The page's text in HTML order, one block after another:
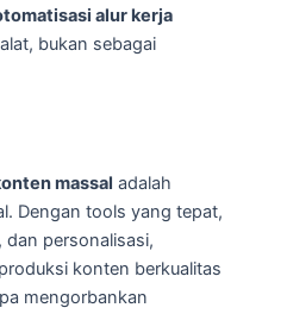
alur kerja
bukan sebagai
massal adalah
Dengan tools yang tepat,
dan personalisasi,
konten berkualitas
mengorbankan